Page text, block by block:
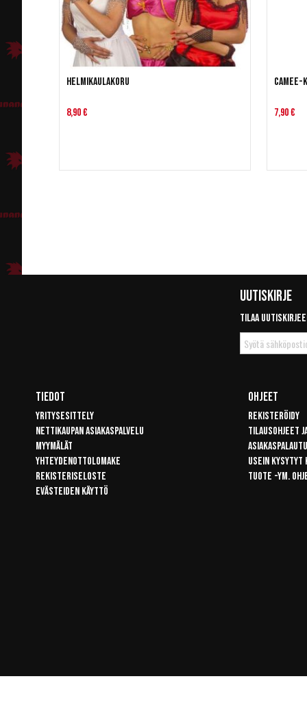
Helmikaulakoru
8,90 € 7,90 €
Uutiskirje
Tilaa
Tilaa
uutiskirje
Tiedot
Yritysesittely
Nettikaupan asiakaspalvelu
Myymälät
Yhteydenottolomake
Rekisteriseloste
Evästeiden käyttö
Ohjeet
Rekisteröidy
Tilausohjeet
Usein kysytyt
Tuote -ym.